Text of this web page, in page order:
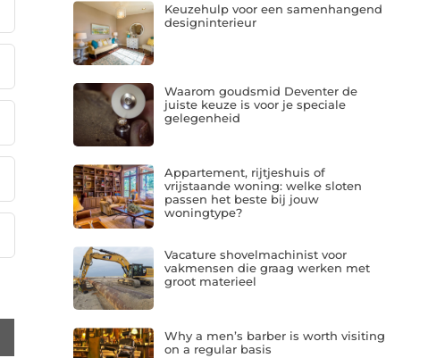
Keuzehulp voor een samenhangend
designinterieur
Waarom goudsmid Deventer de
juiste keuze is voor je speciale
gelegenheid
Appartement, rijtjeshuis of
vrijstaande woning: welke sloten
passen het beste bij jouw
woningtype?
Vacature shovelmachinist voor
vakmensen die graag werken met
groot materieel
Why a men’s barber is worth visiting
on a regular basis